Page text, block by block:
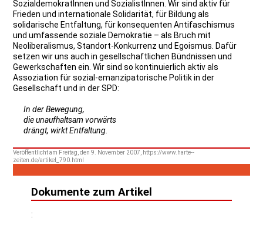
SozialdemokratInnen und SozialistInnen. Wir sind aktiv für
Frieden und internationale Solidarität, für Bildung als
solidarische Entfaltung, für konsequenten Antifaschismus
und umfassende soziale Demokratie – als Bruch mit
Neoliberalismus, Standort-Konkurrenz und Egoismus. Dafür
setzen wir uns auch in gesellschaftlichen Bündnissen und
Gewerkschaften ein. Wir sind so kontinuierlich aktiv als
Assoziation für sozial-emanzipatorische Politik in der
Gesellschaft und in der SPD:
In der Bewegung,
die unaufhaltsam vorwärts
drängt, wirkt Entfaltung.
Veröffentlicht am Freitag, den 9. November 2007, https://www.harte--
zeiten.de/artikel_790.html
Dokumente zum Artikel
: